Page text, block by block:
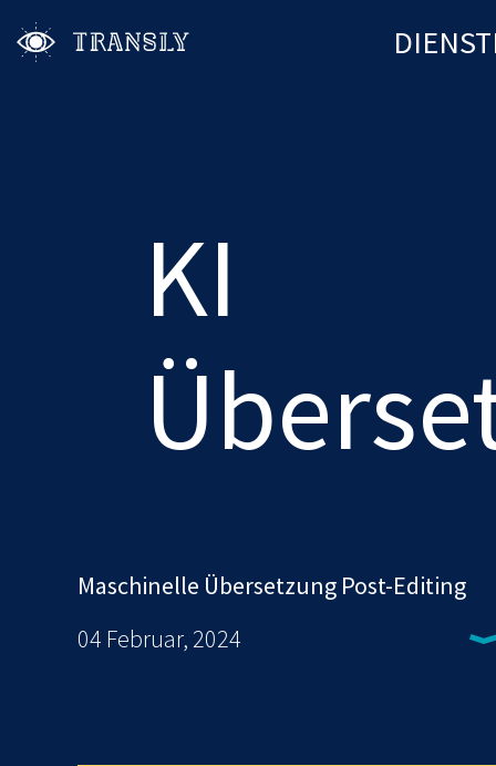
KI
Maschinelle Übersetzung Post-Editing
04 Februar, 2024